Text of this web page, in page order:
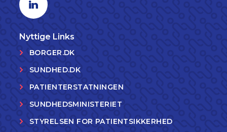
Nyttige Links
BORGER.DK
SUNDHED.DK
PATIENTERSTATNINGEN
SUNDHEDSMINISTERIET
STYRELSEN FOR PATIENTSIKKERHED